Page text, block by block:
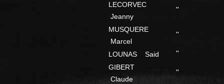
LECORVEC
Jeanny
"
MUSQUERE
Marcel
"
LOUNAS Said "
GIBERT
Claude
"